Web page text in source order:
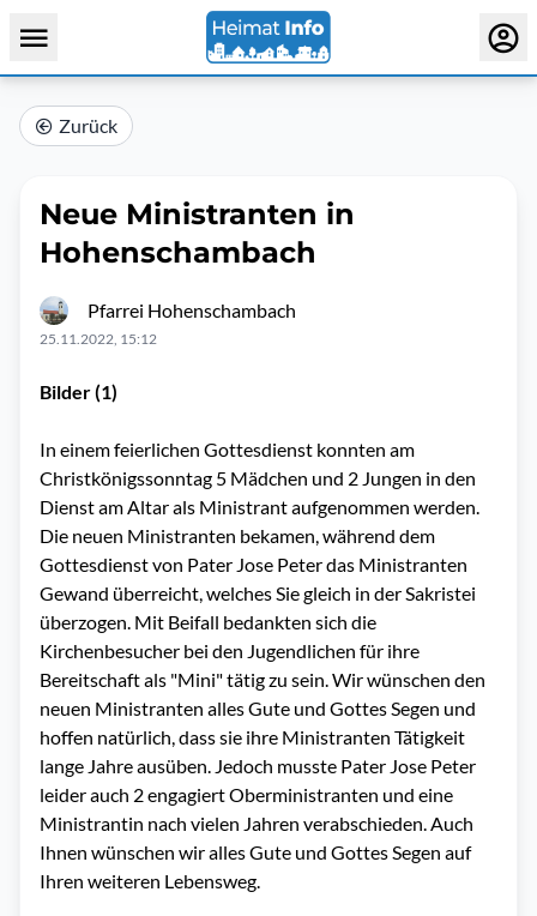
Zurück
Neue Ministranten in
Hohenschambach
Pfarrei Hohenschambach
25.11.2022, 15:12
Bilder (1)
In einem feierlichen Gottesdienst konnten am
Christkönigssonntag 5 Mädchen und 2 Jungen in den
Dienst am Altar als Ministrant aufgenommen werden.
Die neuen Ministranten bekamen, während dem
Gottesdienst von Pater Jose Peter das Ministranten
Gewand überreicht, welches Sie gleich in der Sakristei
überzogen. Mit Beifall bedankten sich die
Kirchenbesucher bei den Jugendlichen für ihre
Bereitschaft als "Mini" tätig zu sein. Wir wünschen den
neuen Ministranten alles Gute und Gottes Segen und
hoffen natürlich, dass sie ihre Ministranten Tätigkeit
lange Jahre ausüben. Jedoch musste Pater Jose Peter
leider auch 2 engagiert Oberministranten und eine
Ministrantin nach vielen Jahren verabschieden. Auch
Ihnen wünschen wir alles Gute und Gottes Segen auf
Ihren weiteren Lebensweg.